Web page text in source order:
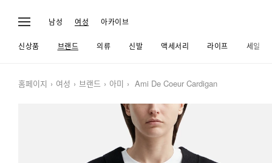
남성 여성 아카이브
신상품 브랜드 의류 신발 액세서리 라이프 세일
홈페이지 여성 브랜드 아미 Ami De Coeur Cardigan